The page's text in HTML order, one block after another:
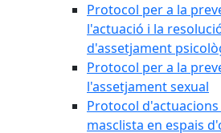
Protocol per a la
l'actuació i la
d'assetjament
Protocol per a la
l'assetjament sexual
Protocol
masclista en espais